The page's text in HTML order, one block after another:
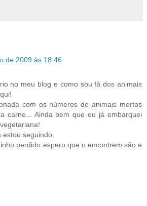
de 2009 às 18:46
no meu blog e como sou fã dos animais
com os números de animais mortos
carne... Ainda bem que eu já embarquei
seguindo,
perdido espero que o encontrem são e